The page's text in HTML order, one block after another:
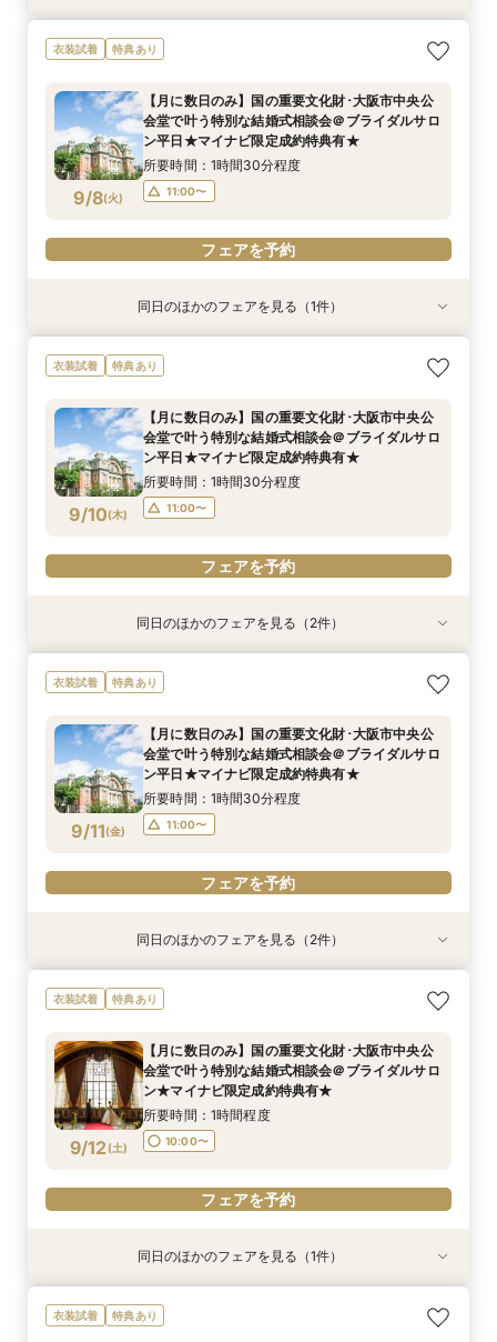
9/7(月)
【フォト相談会】国の重要文化財･大阪市中央公
会堂で叶えるフォトウエディング相談会＠ブライ
所要時間：1時間程度
10:00〜
フェアを予約
9/7(月)
【月に数日のみ】国の重要文化財･大阪市中央公
会堂で叶う特別な結婚式相談会＠オンライン★マ
所要時間：1時間程度
11:00〜
フェアを予約
衣装試着 特典あり
9/8(火)
【月に数日のみ】国の重要文化財･大阪市中央公
会堂で叶う特別な結婚式相談会＠ブライダルサロ
ン平日★マイナビ限定成約特典有★
所要時間：1時間30分程度
11:00〜
フェアを予約
9/8(火)
【月に数日のみ】国の重要文化財･大阪市中央公
会堂で叶う特別な結婚式相談会＠オンライン★マ
所要時間：1時間程度
11:00〜
フェアを予約
同日のほかのフェアを見る（1件）
衣装試着 特典あり
9/10(木)
【月に数日のみ】国の重要文化財･大阪市中央公
会堂で叶う特別な結婚式相談会＠ブライダルサロ
ン平日★マイナビ限定成約特典有★
所要時間：1時間30分程度
11:00〜
フェアを予約
特典あり
9/10(木)
【フォト相談会】国の重要文化財･大阪市中央公
会堂で叶えるフォトウエディング相談会＠ブライ
所要時間：1時間程度
10:00〜
フェアを予約
9/10(木)
【月に数日のみ】国の重要文化財･大阪市中央公
会堂で叶う特別な結婚式相談会＠オンライン★マ
所要時間：1時間程度
11:00〜
フェアを予約
同日のほかのフェアを見る（2件）
衣装試着 特典あり
9/11(金)
【月に数日のみ】国の重要文化財･大阪市中央公
会堂で叶う特別な結婚式相談会＠ブライダルサロ
ン平日★マイナビ限定成約特典有★
所要時間：1時間30分程度
11:00〜
フェアを予約
特典あり
9/11(金
【フォト相談会】国の重要文化財･大阪市中央公
会堂で叶えるフォトウエディング相談会＠ブライ
所要時間：1時間程度
10:00〜
フェアを予約
9/11(金
【月に数日のみ】国の重要文化財･大阪市中央公
会堂で叶う特別な結婚式相談会＠オンライン★マ
所要時間：1時間程度
11:00〜
フェアを予約
同日のほかのフェアを見る（2件）
衣装試着 特典あり
9/12(土)
【月に数日のみ】国の重要文化財･大阪市中央公
会堂で叶う特別な結婚式相談会＠ブライダルサロ
ン★マイナビ限定成約特典有★
所要時間：1時間程度
10:00〜
フェアを予約
特典あり
【フォト＋会食・相談会】国の重要文化財･大阪
市中央公会堂で叶えるフォトウエディング相談会
同日のほかのフェアを見る（1件）
衣装試着 特典あり